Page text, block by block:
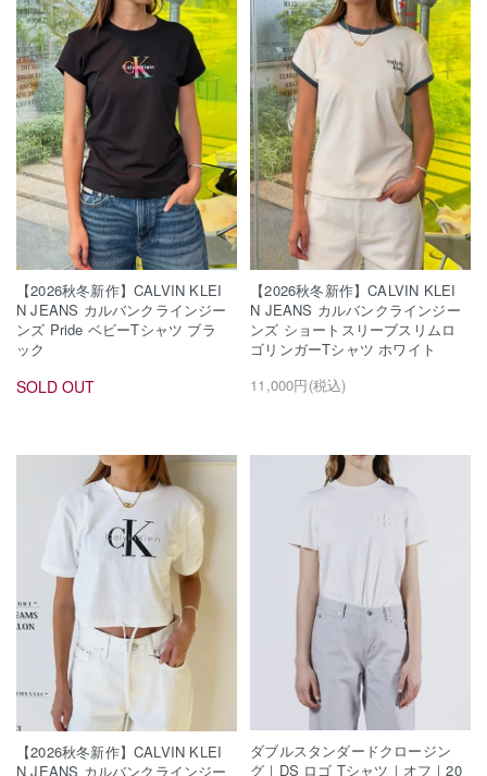
【2026秋冬新作】CALVIN KLEI
N JEANS カルバンクラインジー
ンズ Pride ベビーTシャツ ブラ
ック
SOLD OUT
【2026秋冬新作】CALVIN KLEI
N JEANS カルバンクラインジー
ンズ ショートスリーブスリムロ
ゴリンガーTシャツ ホワイト
11,000円(税込)
【2026秋冬新作】CALVIN KLEI
N JEANS カルバンクラインジー
ダブルスタンダードクロージン
グ｜DS ロゴ Tシャツ｜オフ｜20